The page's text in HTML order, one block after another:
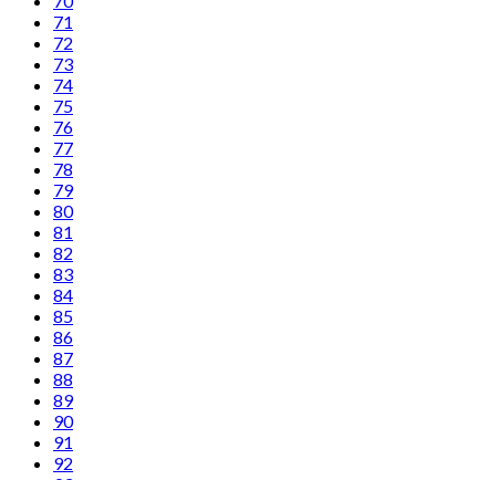
71
72
73
74
75
76
77
78
79
80
81
82
83
84
85
86
87
88
89
90
91
92